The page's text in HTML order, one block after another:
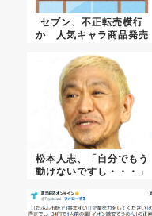
セブン、不正転売横行
か 人気キャラ商品発売
松本人志、「自分でもう
動けないですし・・・」